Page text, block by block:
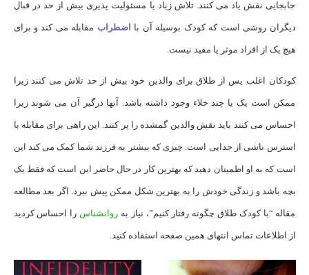
جابجایی نقش یاد می کنند. تلاش زیاد یا مسئولیت پذیری بیش از حد در قبال
دیگران روشی است که کودک بوسیله آن با اضطراب مقابله می کند و برای
هیچ یک از افراد موثر یا مفید نیست.
کودکان اغلب پس از طلاق برای والدین خود بیش از حد تلاش می کنند زیرا
ممکن است یک یا چند خلاء وجود داشته باشد. آنها درگیر آن می شوند زیرا
احساس می کنند باید نقش والدین گمشده را پر کنند. این راهی برای مقابله با
استرس ناشی از جدایی است. چیزی که بیشتر به فرزند شما کمک می کند این
است که به او اطمینان دهید که بهترین کار در حال حاضر این است که فقط یک
بچه باشد و زندگی خودش را به بهترین شکل ممکن پیش ببرد. اگر بعد مطالعه
مقاله “با کودک طلاق چگونه رفتار کنیم”، نیاز به روانشناس را احساس کردید
از اطلاعات تماس انتهای همین صفحه استفاده کنید.